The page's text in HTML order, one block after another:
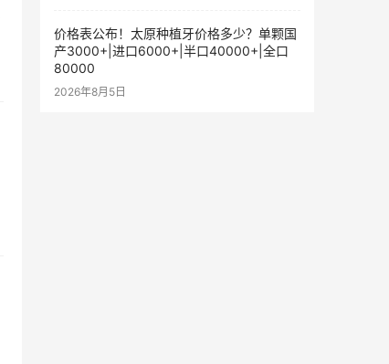
价格表公布！太原种植牙价格多少？单颗国
产3000+|进口6000+|半口40000+|全口
80000
2026年8月5日